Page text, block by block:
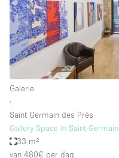
Galerie
∙
Saint Germain des Près
Gallery Space in Saint-Germain
33 m²
van 480€ per dag